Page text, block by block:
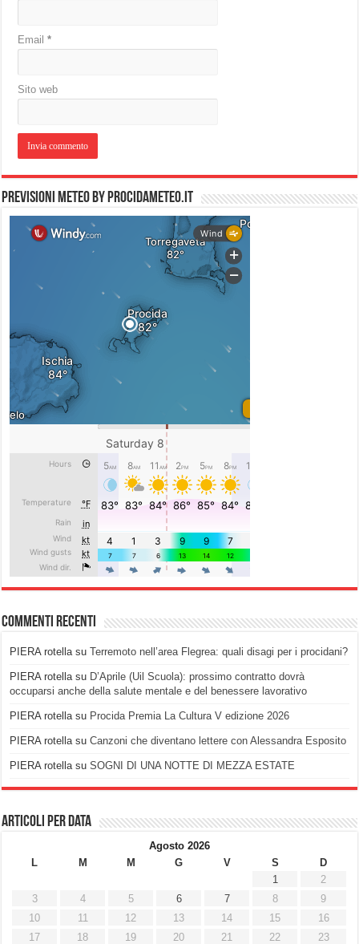
Email*
Sito web
PREVISIONI METEO by PROCIDAMETEO.IT
Commenti recenti
PIERA rotella suTerremoto nell’area Flegrea: quali disagi per i procidani?
PIERA rotella su D’Aprile (Uil Scuola): prossimo contratto dovrà
occuparsi anche della salute mentale e del benessere lavorativo
PIERA rotella su Procida Premia La Cultura V edizione 2026
PIERA rotella suCanzoni che diventano lettere con Alessandra Esposito
PIERA rotella suSOGNI DI UNA NOTTE DI MEZZA ESTATE
Articoli per data
Agosto 2026
L
M M G V S
D
1
2
3
4 5 6 7 8
9
10
11 12 13 14 15
16
17
18 19 20 21 22
23